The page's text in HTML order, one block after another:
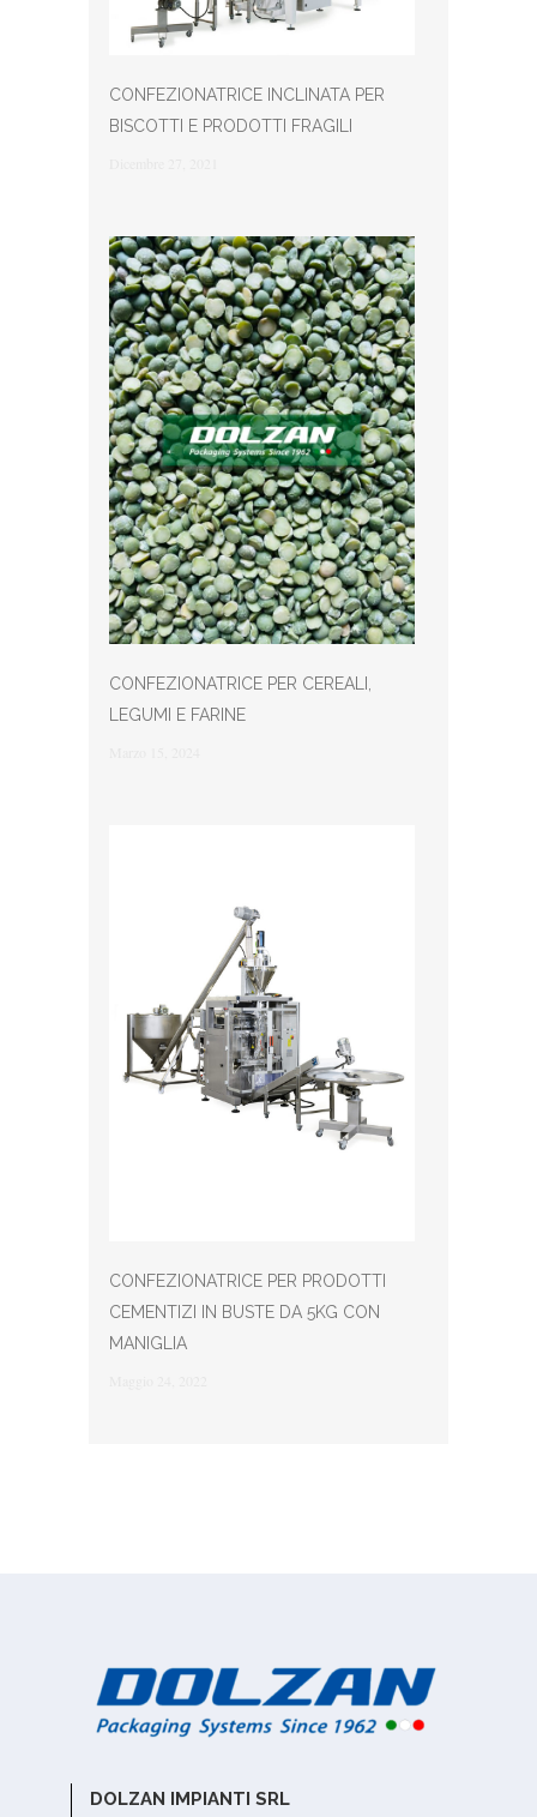
CONFEZIONATRICE INCLINATA PER
BISCOTTI E PRODOTTI FRAGILI
CONFEZIONATRICE PER CEREALI,
LEGUMI E FARINE
CONFEZIONATRICE PER PRODOTTI
CEMENTIZI IN BUSTE DA 5KG CON
MANIGLIA
DOLZAN IMPIANTI SRL